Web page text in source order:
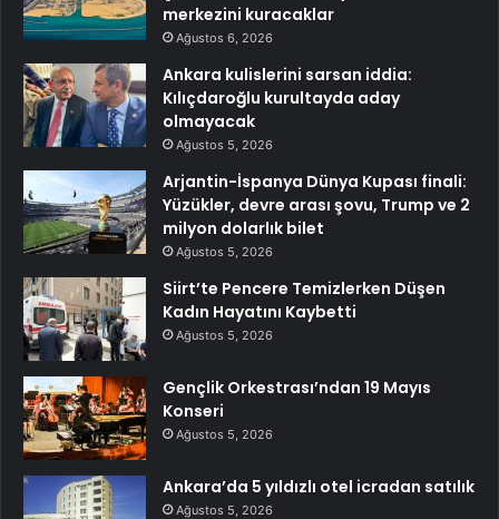
merkezini kuracaklar
Ağustos 6, 2026
Ankara kulislerini sarsan iddia:
Kılıçdaroğlu kurultayda aday
olmayacak
Ağustos 5, 2026
Arjantin-İspanya Dünya Kupası finali:
Yüzükler, devre arası şovu, Trump ve 2
milyon dolarlık bilet
Ağustos 5, 2026
Siirt’te Pencere Temizlerken Düşen
Kadın Hayatını Kaybetti
Ağustos 5, 2026
Gençlik Orkestrası’ndan 19 Mayıs
Konseri
Ağustos 5, 2026
Ankara’da 5 yıldızlı otel icradan satılık
Ağustos 5, 2026